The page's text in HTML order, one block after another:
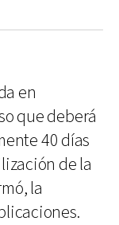
en
que deberá
40 días
de la
la